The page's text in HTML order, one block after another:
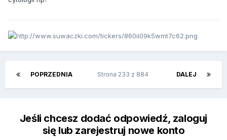
POPRZEDNIA DALEJ
Strona 233 z 884
Jeśli chcesz dodać odpowiedź, zaloguj
się lub zarejestruj nowe konto